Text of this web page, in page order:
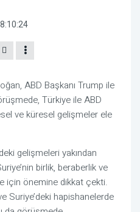
ABD Başkanı Trump ile
Türkiye ile ABD
ve küresel gelişmeler ele
gelişmeleri yakından
birlik, beraberlik ve
için önemine dikkat çekti.
Suriye’deki hapishanelerde